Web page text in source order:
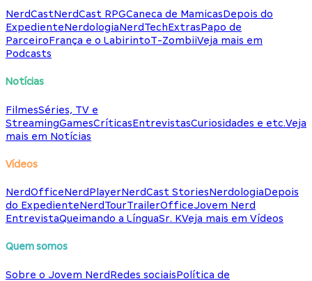
NerdCastNerdCast RPGCaneca de MamicasDepois do
ExpedienteNerdologiaNerdTechExtrasPapo de
ParceiroFrança e o LabirintoT-ZombiiVeja mais em
Podcasts
Notícias
FilmesSéries, TV e
StreamingGamesCríticasEntrevistasCuriosidades e etc.Veja
mais em Notícias
Vídeos
NerdOfficeNerdPlayerNerdCast StoriesNerdologiaDepois
do ExpedienteNerdTourTrailerOfficeJovem Nerd
EntrevistaQueimando a LínguaSr. KVeja mais em Vídeos
Quem somos
Sobre o Jovem NerdRedes sociaisPolítica de